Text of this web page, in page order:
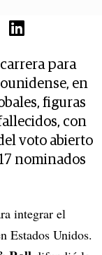
para
en
figuras
con
voto abierto
nominados
integrar el
Estados Unidos.